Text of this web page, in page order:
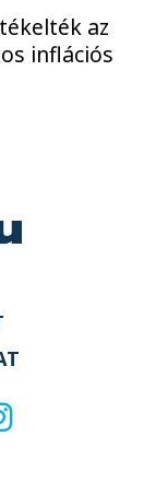
az
inflációs